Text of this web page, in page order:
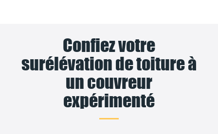
Confiez votre
surélévation de toiture à
un couvreur
expérimenté